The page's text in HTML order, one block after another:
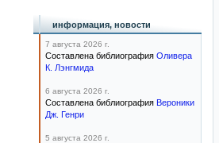
информация, новости
7 августа 2026 г.
Составлена библиография Оливера
К. Лэнгмида
6 августа 2026 г.
Составлена библиография Вероники
Дж. Генри
5 августа 2026 г.